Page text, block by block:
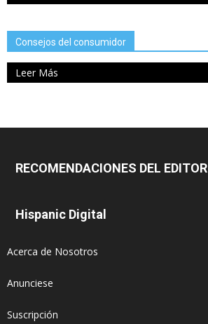
Consejos del consumidor
Leer Más
RECOMENDACIONES DEL EDITOR
Hispanic Digital
Acerca de Nosotros
Anunciese
Suscripción